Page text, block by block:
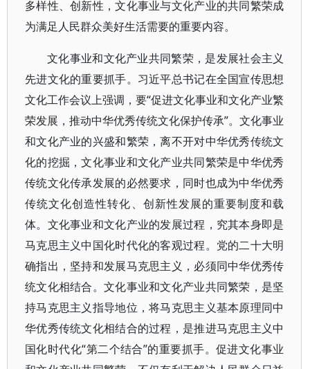
多样性、创新性，文化事业与文化产业的共同繁荣成
为满足人民群众美好生活需要的重要内容。
文化事业和文化产业共同繁荣，是发展社会主义
先进文化的重要抓手。习近平总书记在全国宣传思想
文化工作会议上强调，要“促进文化事业和文化产业繁
荣发展，推动中华优秀传统文化保护传承”。文化事业
和文化产业的兴盛和繁荣，离不开对中华优秀传统文
化的挖掘，文化事业和文化产业共同繁荣是中华优秀
传统文化传承发展的必然要求，同时也成为中华优秀
传统文化创造性转化、创新性发展的重要制度和载
体。文化事业和文化产业的发展过程，究其本身即是
马克思主义中国化时代化的客观过程。党的二十大明
确指出，坚持和发展马克思主义，必须同中华优秀传
统文化相结合。文化事业和文化产业共同繁荣，是坚
持马克思主义指导地位，将马克思主义基本原理同中
华优秀传统文化相结合的过程，是推进马克思主义中
国化时代化“第二个结合”的重要抓手。促进文化事业